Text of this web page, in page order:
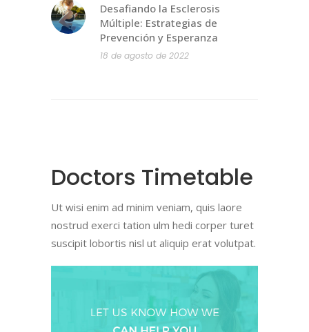
Desafiando la Esclerosis
Múltiple: Estrategias de
Prevención y Esperanza
18 de agosto de 2022
Doctors Timetable
Ut wisi enim ad minim veniam, quis laore
nostrud exerci tation ulm hedi corper turet
suscipit lobortis nisl ut aliquip erat volutpat.